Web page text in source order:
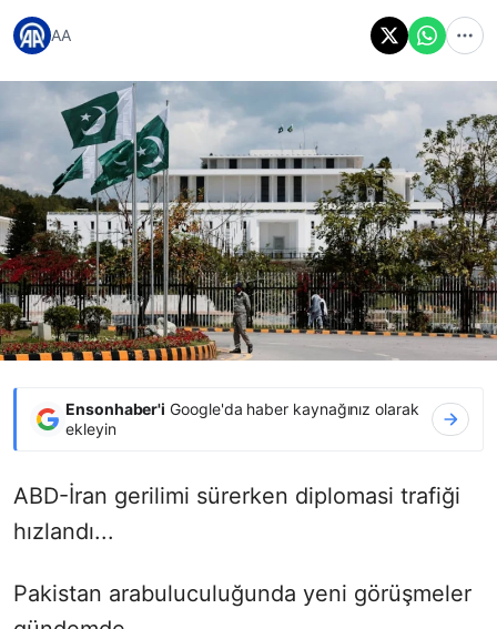
AA
Ensonhaber'i Google'da haber kaynağınız olarak
ekleyin
ABD-İran gerilimi sürerken diplomasi trafiği
hızlandı...
Pakistan arabuluculuğunda yeni görüşmeler